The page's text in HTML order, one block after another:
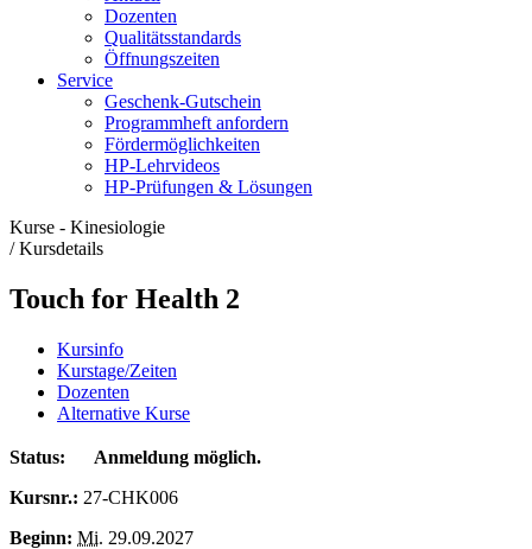
Dozenten
Qualitätsstandards
Öffnungszeiten
Service
Geschenk-Gutschein
Programmheft anfordern
Fördermöglichkeiten
HP-Lehrvideos
HP-Prüfungen & Lösungen
Kurse - Kinesiologie
/Kursdetails
Touch for Health 2
Kursinfo
Kurstage/Zeiten
Dozenten
Alternative Kurse
Status:
Anmeldung möglich.
Kursnr.: 27-CHK006
Beginn: Mi. 29.09.2027